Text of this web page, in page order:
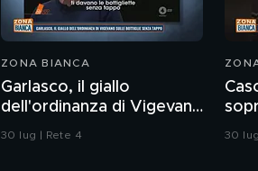
ZONA BIANCA
Garlasco, il giallo
dell'ordinanza di Vigevano
sulle bottiglie senza
30 lug | Rete 4 30